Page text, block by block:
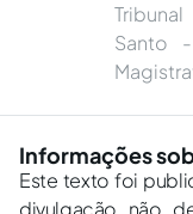
Santo
Informações
Este texto foi
divulgação não